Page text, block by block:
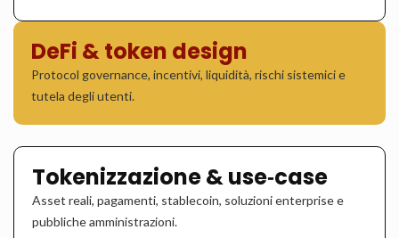
DeFi & token design
Protocol governance, incentivi, liquidità, rischi sistemici e
tutela degli utenti.
Tokenizzazione & use‑case
Asset reali, pagamenti, stablecoin, soluzioni enterprise e
pubbliche amministrazioni.